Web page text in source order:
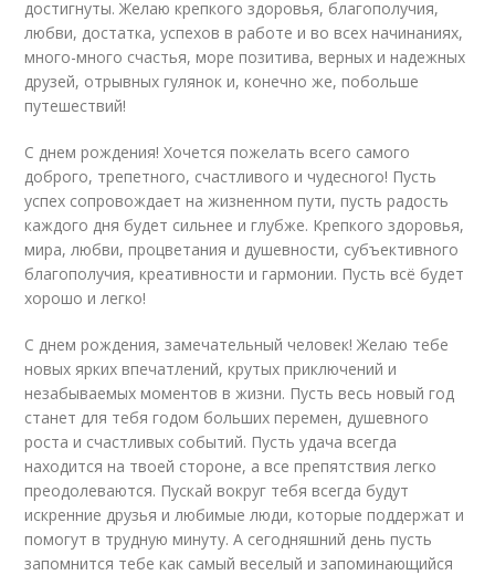
достигнуты. Желаю крепкого здоровья, благополучия,
любви, достатка, успехов в работе и во всех начинаниях,
много-много счастья, море позитива, верных и надежных
друзей, отрывных гулянок и, конечно же, побольше
путешествий!
С днем рождения! Хочется пожелать всего самого
доброго, трепетного, счастливого и чудесного! Пусть
успех сопровождает на жизненном пути, пусть радость
каждого дня будет сильнее и глубже. Крепкого здоровья,
мира, любви, процветания и душевности, субъективного
благополучия, креативности и гармонии. Пусть всё будет
хорошо и легко!
С днем рождения, замечательный человек! Желаю тебе
новых ярких впечатлений, крутых приключений и
незабываемых моментов в жизни. Пусть весь новый год
станет для тебя годом больших перемен, душевного
роста и счастливых событий. Пусть удача всегда
находится на твоей стороне, а все препятствия легко
преодолеваются. Пускай вокруг тебя всегда будут
искренние друзья и любимые люди, которые поддержат и
помогут в трудную минуту. А сегодняшний день пусть
запомнится тебе как самый веселый и запоминающийся